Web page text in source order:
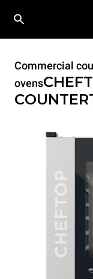
Commercial
ovens